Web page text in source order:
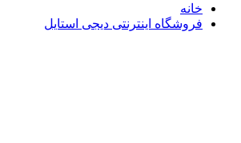
خانه
فروشگاه اینترنتی دیجی استایل